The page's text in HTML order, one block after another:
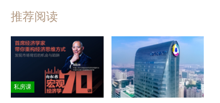
推荐阅读
私房课